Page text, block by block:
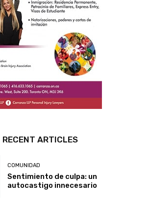
RECENT ARTICLES
COMUNIDAD
Sentimiento de culpa: un
autocastigo innecesario